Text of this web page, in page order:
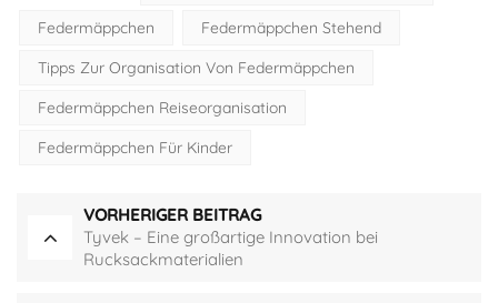
Federmäppchen
Federmäppchen Stehend
Tipps Zur Organisation Von Federmäppchen
Federmäppchen Reiseorganisation
Federmäppchen Für Kinder
VORHERIGER BEITRAG
Tyvek – Eine großartige Innovation bei
Rucksackmaterialien